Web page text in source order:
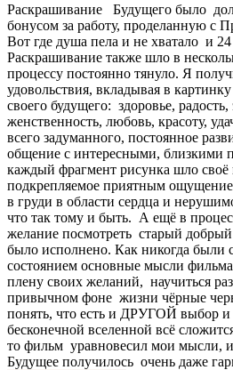
Раскрашивание Будущего было
бонусом за работу, проделанную с
Вот где душа пела и не хватало и
Раскрашивание также шло в
процессу постоянно тянуло. Я
удовольствия, вкладывая в
своего будущего: здоровье,
женственность, любовь, красоту,
всего задуманного, постоянное
общение с интересными, близкими
каждый фрагмент рисунка шло своё
подкрепляемое приятным
в груди в области сердца и
что так тому и быть. А ещё в
желание посмотреть старый
было исполнено. Как никогда были
состоянием основные мысли
плену своих желаний, научиться
привычном фоне жизни чёрные
понять, что есть и ДРУГОЙ выбор
бесконечной вселенной всё
то фильм уравновесил мои мысли,
Будущее получилось очень даже